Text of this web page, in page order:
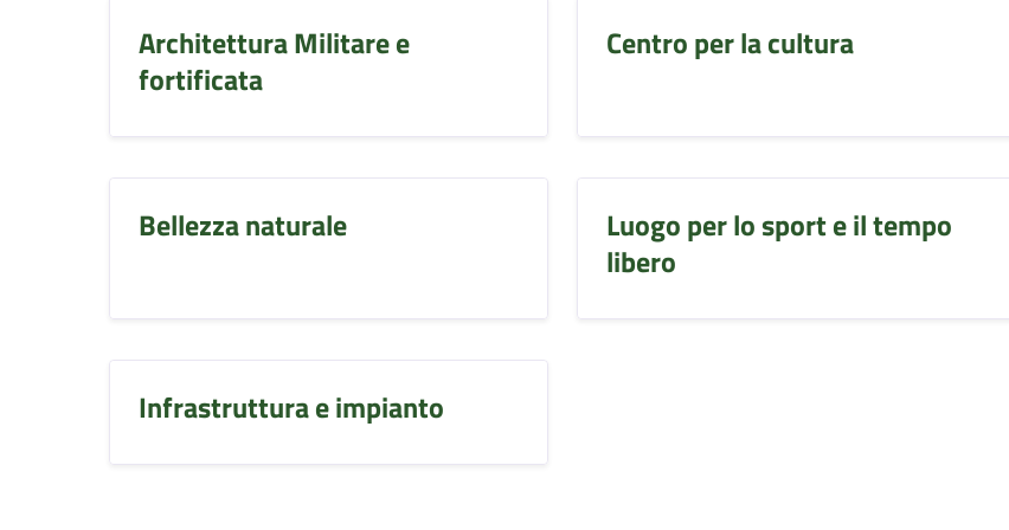
Architettura Militare e
fortificata
Centro per la cultura
Bellezza naturale
Luogo per lo sport e il tempo
libero
Infrastruttura e impianto